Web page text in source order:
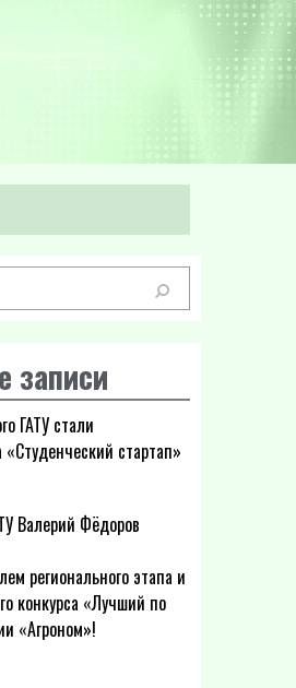
записи
ГАТУ стали
стартап»
Валерий Фёдоров
регионального этапа и
конкурса «Лучший по
«Агроном»!